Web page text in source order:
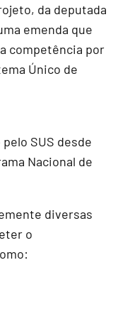
da deputada
emenda que
competência por
Único de
SUS desde
Nacional de
diversas
o